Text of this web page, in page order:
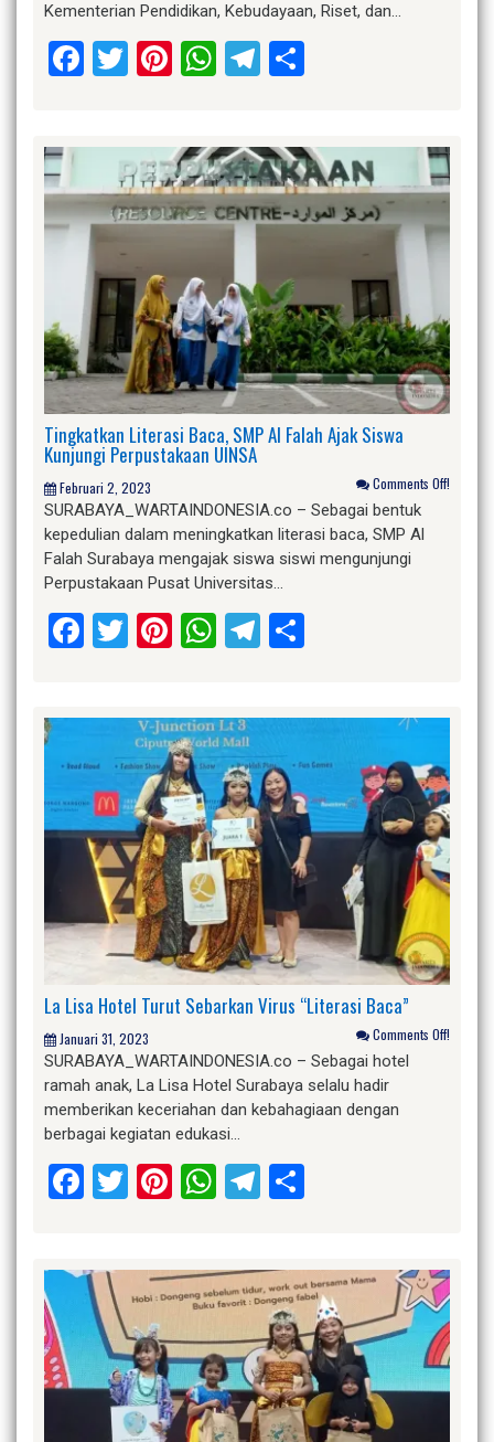
Kementerian Pendidikan, Kebudayaan, Riset, dan…
Facebook
Twitter
Pinterest
WhatsApp
Telegram
Tingkatkan Literasi Baca, SMP Al Falah Ajak Siswa
Kunjungi Perpustakaan UINSA
Februari 2, 2023 Comments Off!
SURABAYA_WARTAINDONESIA.co – Sebagai bentuk
kepedulian dalam meningkatkan literasi baca, SMP Al
Falah Surabaya mengajak siswa siswi mengunjungi
Perpustakaan Pusat Universitas…
Facebook
Twitter
Pinterest
WhatsApp
Telegram
La Lisa Hotel Turut Sebarkan Virus “Literasi Baca”
Januari 31, 2023 Comments Off!
SURABAYA_WARTAINDONESIA.co – Sebagai hotel
ramah anak, La Lisa Hotel Surabaya selalu hadir
memberikan keceriahan dan kebahagiaan dengan
berbagai kegiatan edukasi…
Facebook
Twitter
Pinterest
WhatsApp
Telegram